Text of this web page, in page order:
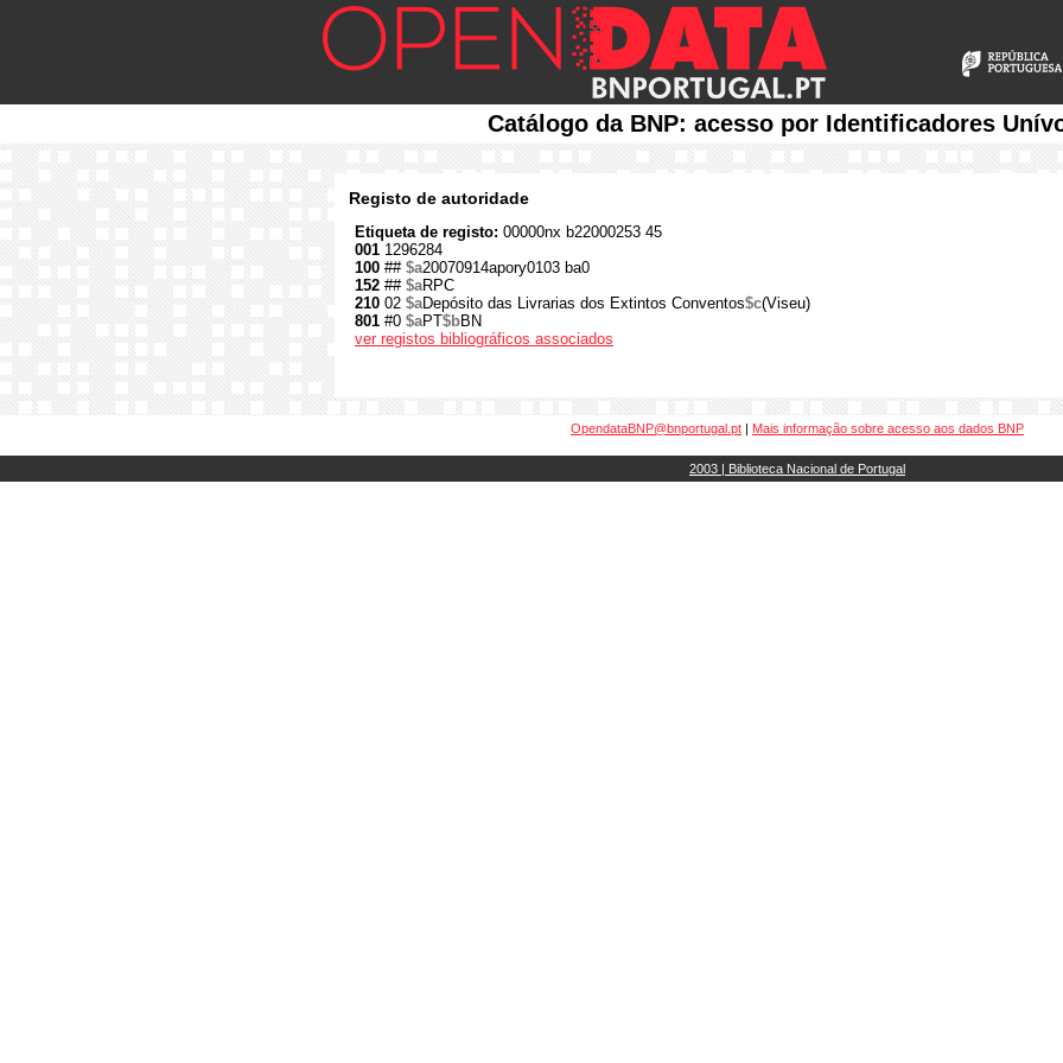
Catálogo da BNP: acesso por Identificadores
Registo de autoridade
Etiqueta de registo: 00000nx b22000253 45
001 1296284
100 ## $a20070914apory0103 ba0
152 ## $aRPC
210 02 $aDepósito das Livrarias dos Extintos Conventos$c(Viseu)
801 #0 $aPT$bBN
ver registos bibliográficos associados
OpendataBNP@bnportugal.pt | Mais informação sobre acesso aos dados BNP
2003 | Biblioteca Nacional de Portugal